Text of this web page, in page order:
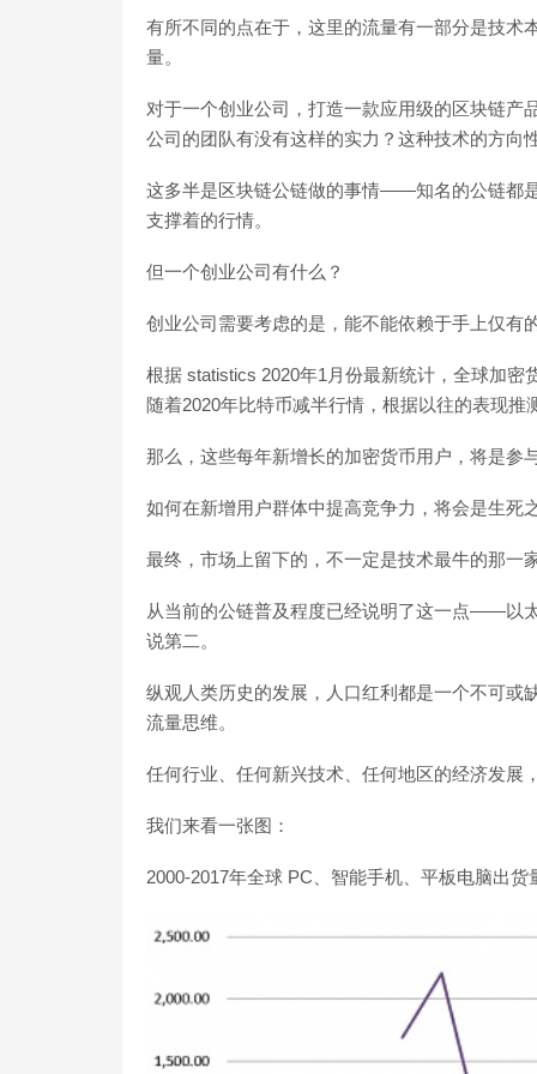
有所不同的点在于，这里的流量有一部分是技术
量。
对于一个创业公司，打造一款应用级的区块链产
公司的团队有没有这样的实力？这种技术的方向
这多半是区块链公链做的事情——知名的公链都
支撑着的行情。
但一个创业公司有什么？
创业公司需要考虑的是，能不能依赖于手上仅有
根据 statistics 2020年1月份最新统计，全球加密
随着2020年比特币减半行情，根据以往的表现推
那么，这些每年新增长的加密货币用户，将是参
如何在新增用户群体中提高竞争力，将会是生死
最终，市场上留下的，不一定是技术最牛的那一
从当前的公链普及程度已经说明了这一点——以
说第二。
纵观人类历史的发展，人口红利都是一个不可或
流量思维。
任何行业、任何新兴技术、任何地区的经济发展
我们来看一张图：
2000-2017年全球 PC、智能手机、平板电脑出